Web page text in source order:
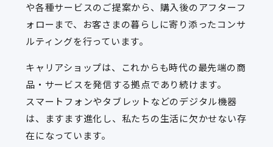
や各種サービスのご提案から、購入後のアフターフ
ォローまで、お客さまの暮らしに寄り添ったコンサ
ルティングを行っています。
キャリアショップは、これからも時代の最先端の商
品・サービスを発信する拠点であり続けます。
スマートフォンやタブレットなどのデジタル機器
は、ますます進化し、私たちの生活に欠かせない存
在になっています。